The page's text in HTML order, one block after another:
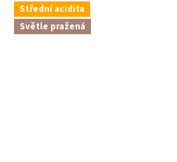
Střední acidita
Světle pražená